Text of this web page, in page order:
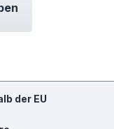
der EU